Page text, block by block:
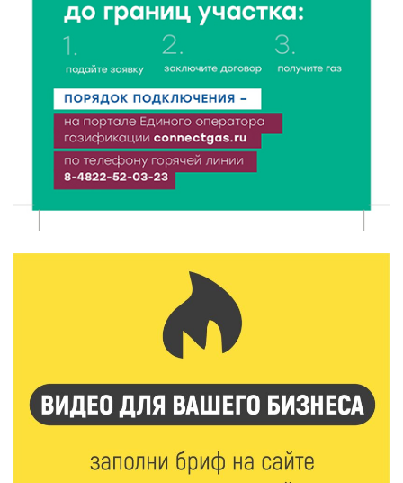
5 Авг 2026 23:02 404
В парке Твери прошла познавательная акция от
Госавтоинспекции
5 Авг 2026 22:02 388
Названы самые грамотные профессии по итогам
«Тотального диктанта»
5 Авг 2026 21:02 394
От детских площадок до спортивных арен: в
Большая гонка на Волге: 8 августа Калязин станет
центром всероссийского велоспорта
Туристический азарт и командный дух: в
Максатихинском округе завершился молодёжный